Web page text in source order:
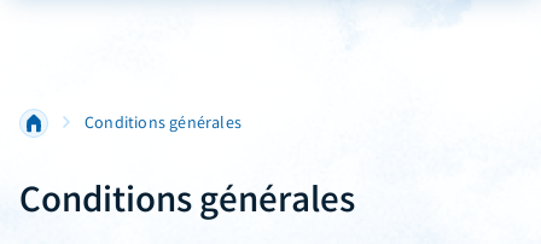
Conditions générales
Conditions générales